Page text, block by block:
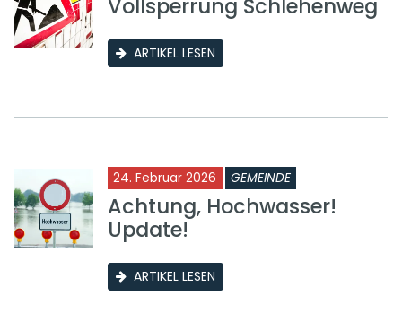
Vollsperrung Schlehenweg
ARTIKEL LESEN
24. Februar 2026 GEMEINDE
Achtung, Hochwasser!
Update!
ARTIKEL LESEN